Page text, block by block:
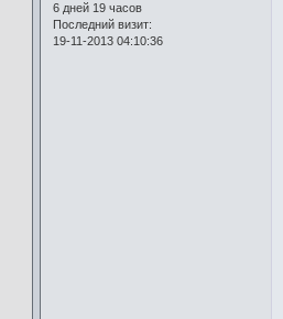
6 дней 19 часов
Последний визит:
19-11-2013 04:10:36